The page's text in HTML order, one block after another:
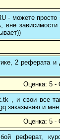
- можете просто
вне
2 реферата
Оценка: 5 -
, и свои все
заказываю и
Оценка: 5 -
реферат,